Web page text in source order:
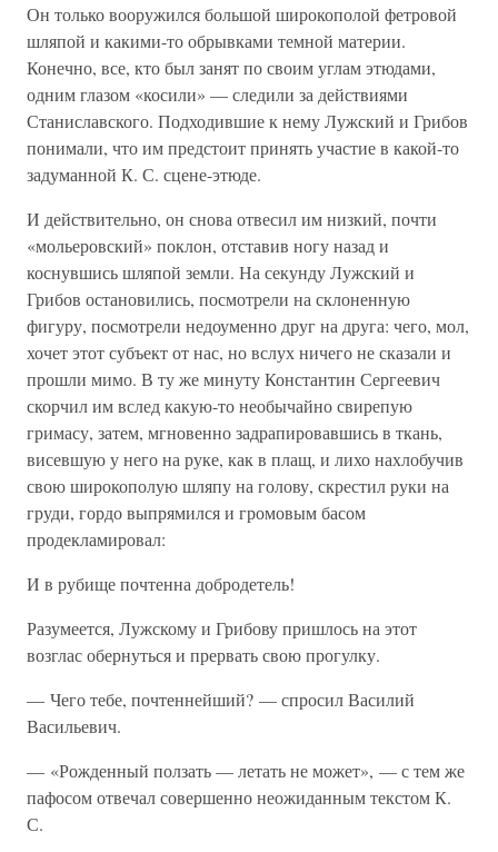
Он только вооружился большой широкополой фетровой
шляпой и какими-то обрывками темной материи.
Конечно, все, кто был занят по своим углам этюдами,
одним глазом «косили» — следили за действиями
Станиславского. Подходившие к нему Лужский и Грибов
понимали, что им предстоит принять участие в какой-то
задуманной К. С. сцене-этюде.
И действительно, он снова отвесил им низкий, почти
«мольеровский» поклон, отставив ногу назад и
коснувшись шляпой земли. На секунду Лужский и
Грибов остановились, посмотрели на склоненную
фигуру, посмотрели недоуменно друг на друга: чего, мол,
хочет этот субъект от нас, но вслух ничего не сказали и
прошли мимо. В ту же минуту Константин Сергеевич
скорчил им вслед какую-то необычайно свирепую
гримасу, затем, мгновенно задрапировавшись в ткань,
висевшую у него на руке, как в плащ, и лихо нахлобучив
свою широкополую шляпу на голову, скрестил руки на
груди, гордо выпрямился и громовым басом
продекламировал:
И в рубище почтенна добродетель!
Разумеется, Лужскому и Грибову пришлось на этот
возглас обернуться и прервать свою прогулку.
— Чего тебе, почтеннейший? — спросил Василий
Васильевич.
— «Рожденный ползать — летать не может», — с тем же
пафосом отвечал совершенно неожиданным текстом К.
С.